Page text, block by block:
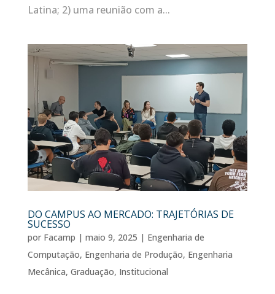
Latina; 2) uma reunião com a...
DO CAMPUS AO MERCADO: TRAJETÓRIAS DE
SUCESSO
por Facamp | maio 9, 2025 | Engenharia de
Computação, Engenharia de Produção, Engenharia
Mecânica, Graduação, Institucional